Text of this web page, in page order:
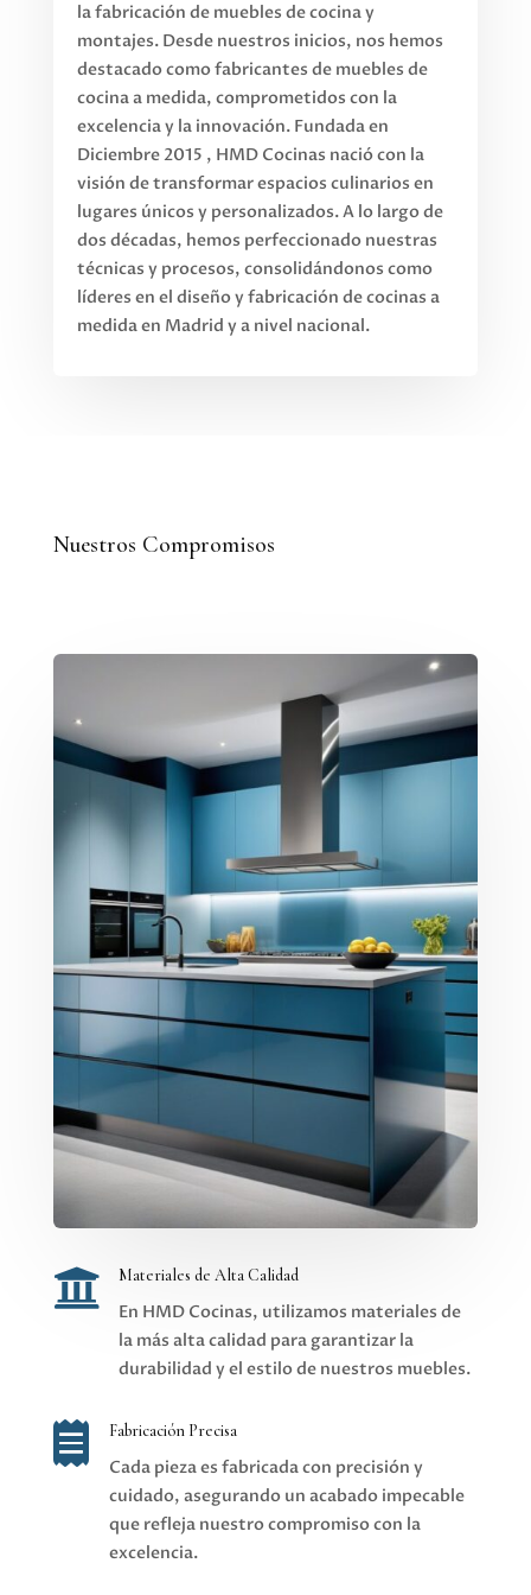
la fabricación de muebles de cocina y
montajes. Desde nuestros inicios, nos hemos
destacado como fabricantes de muebles de
cocina a medida, comprometidos con la
excelencia y la innovación. Fundada en
Diciembre 2015 , HMD Cocinas nació con la
visión de transformar espacios culinarios en
lugares únicos y personalizados. A lo largo de
dos décadas, hemos perfeccionado nuestras
técnicas y procesos, consolidándonos como
líderes en el diseño y fabricación de cocinas a
medida en Madrid y a nivel nacional.
Nuestros Compromisos
 Materiales de Alta Calidad
En HMD Cocinas, utilizamos materiales de
la más alta calidad para garantizar la
durabilidad y el estilo de nuestros muebles.
 Fabricación Precisa
Cada pieza es fabricada con precisión y
cuidado, asegurando un acabado impecable
que refleja nuestro compromiso con la
excelencia.